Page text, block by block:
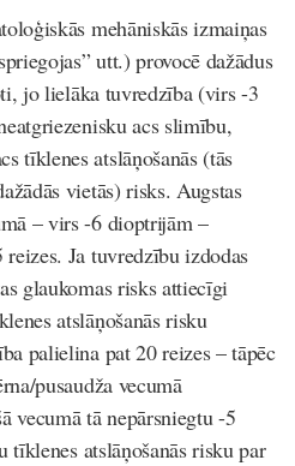
mehāniskās izmaiņas
utt.) provocē dažādus
jo lielāka tuvredzība (virs -3
acs slimību,
tīklenes atslāņošanās (tās
vietās) risks. Augstas
– virs -6 dioptrijām –
Ja tuvredzību izdodas
glaukomas risks attiecīgi
atslāņošanās risku
palielina pat 20 reizes – tāpēc
pusaudža vecumā
vecumā tā nepārsniegtu -5
tīklenes atslāņošanās risku par